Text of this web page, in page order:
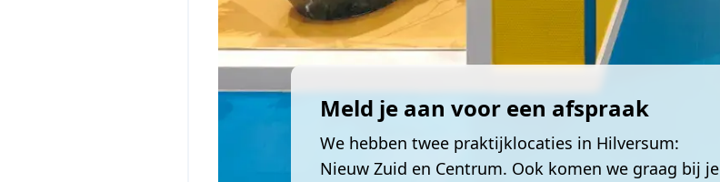
Meld je aan voor een afspraak
We hebben twee praktijklocaties in Hilversum:
Nieuw Zuid en Centrum. Ook komen we graag bij je